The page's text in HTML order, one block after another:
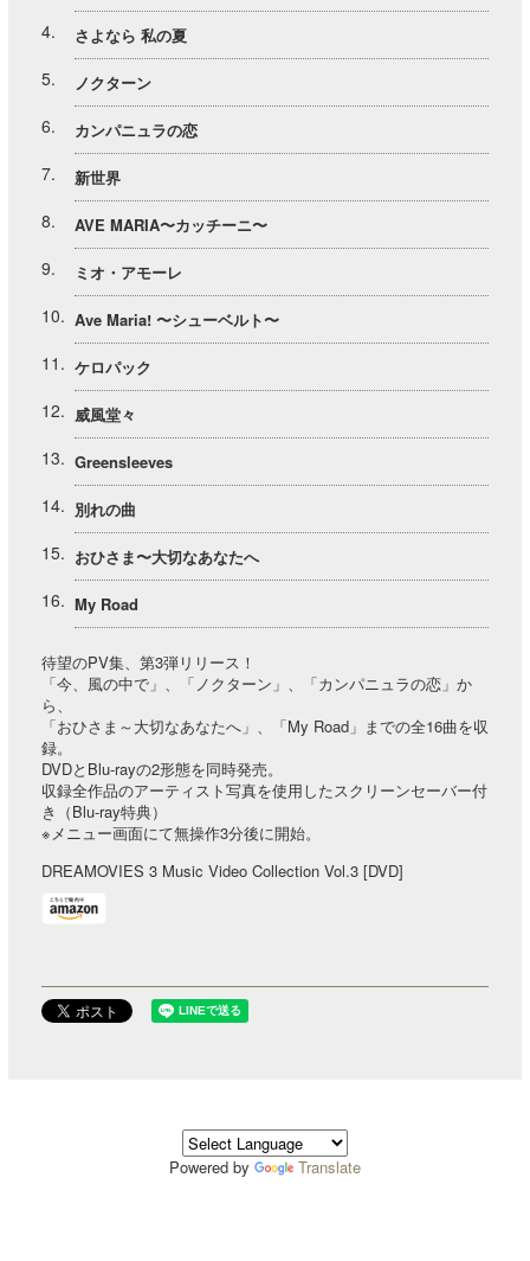
4 さよなら 私の夏
5 ノクターン
6 カンパニュラの恋
7 新世界
8 AVE MARIA〜カッチーニ〜
9 ミオ・アモーレ
10 Ave Maria! 〜シューベルト〜
11 ケロパック
12 威風堂々
13 Greensleeves
14 別れの曲
15 おひさま〜大切なあなたへ
16 My Road
待望のPV集、第3弾リリース！
「今、風の中で」、「ノクターン」、「カンパニュラの恋」か
ら、
「おひさま～大切なあなたへ」、「My Road」までの全16曲を収
録。
DVDとBlu-rayの2形態を同時発売。
収録全作品のアーティスト写真を使用したスクリーンセーバー付
き（Blu-ray特典）
※メニュー画面にて無操作3分後に開始。
DREAMOVIES 3 Music Video Collection Vol.3 [DVD]
Powered by Translate